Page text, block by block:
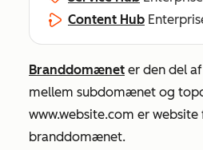
Content Hub
Branddomænet er den del
mellem subdomænet og
www.website.com er website
branddomænet.